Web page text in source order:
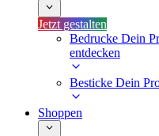
Jetzt gestalten
Bedrucke Dein
entdecken
Besticke Dein
Shoppen